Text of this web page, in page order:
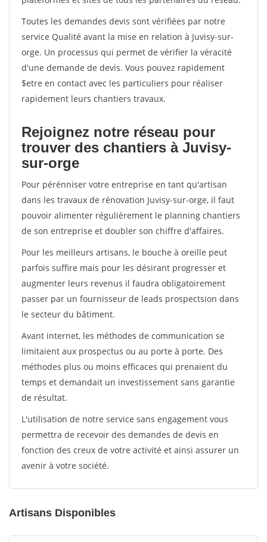
Toutes les demandes devis sont vérifiées par notre
service Qualité avant la mise en relation à Juvisy-sur-
orge. Un processus qui permet de vérifier la véracité
d'une demande de devis. Vous pouvez rapidement
$etre en contact avec les particuliers pour réaliser
rapidement leurs chantiers travaux.
Rejoignez notre réseau pour
trouver des chantiers à Juvisy-
sur-orge
Pour pérénniser votre entreprise en tant qu'artisan
dans les travaux de rénovation Juvisy-sur-orge, il faut
pouvoir alimenter régulièrement le planning chantiers
de son entreprise et doubler son chiffre d'affaires.
Pour les meilleurs artisans, le bouche à oreille peut
parfois suffire mais pour les désirant progresser et
augmenter leurs revenus il faudra obligatoirement
passer par un fournisseur de leads prospectsion dans
le secteur du bâtiment.
Avant internet, les méthodes de communication se
limitaient aux prospectus ou au porte à porte. Des
méthodes plus ou moins efficaces qui prenaient du
temps et demandait un investissement sans garantie
de résultat.
L'utilisation de notre service sans engagement vous
permettra de recevoir des demandes de devis en
fonction des creux de votre activité et ainsi assurer un
avenir à votre société.
Artisans Disponibles